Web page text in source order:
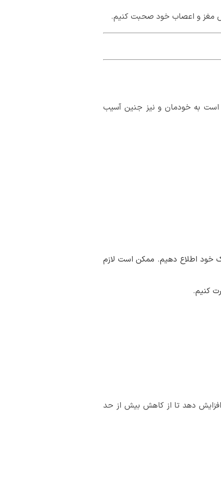
مغز و اعصاب خود صحبت کنیم.
است به خودمان و نیز جنین آسیب
خود اطلاع دهیم. ممکن است لازم
کنیم.
دهد تا از کاهش بیش از حد